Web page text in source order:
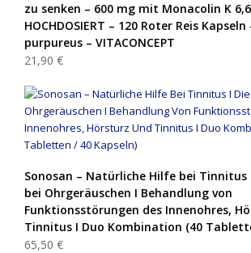
zu senken – 600 mg mit Monacolin K
HOCHDOSIERT – 120 Roter Reis
purpureus – VITACONCEPT
21,90 €
Sonosan – Natürliche Hilfe bei Tinnitus
bei Ohrgeräuschen I Behandlung von
Funktionsstörungen des Innenohres,
Tinnitus I Duo Kombination (40
65,50 €